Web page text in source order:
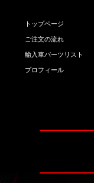
トップページ
ご注文の流れ
輸入車パーツリスト
プロフィール